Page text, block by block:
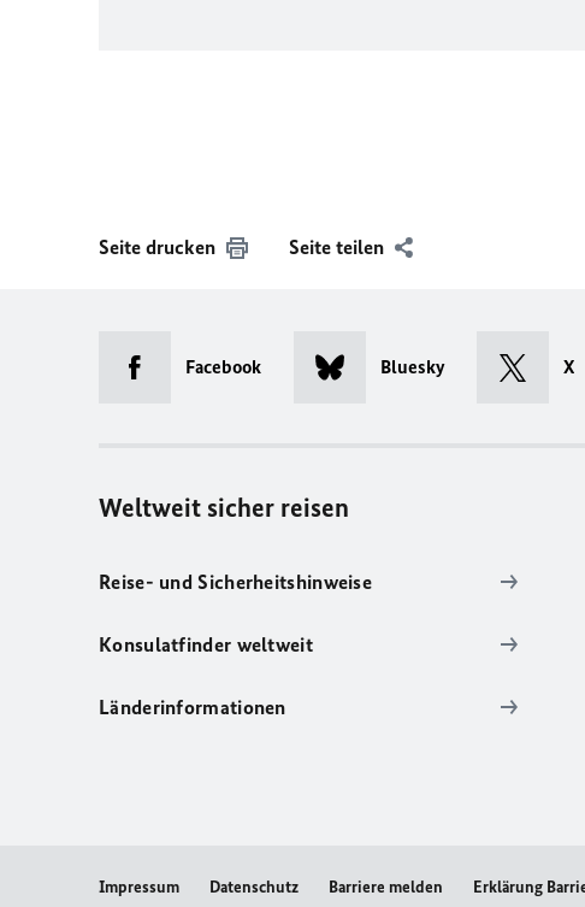
Seite drucken Seite teilen
Facebook Bluesky X
Weltweit sicher reisen
Reise- und Sicherheitshinweise
Konsulatfinder weltweit
Länderinformationen
Impressum Datenschutz Barriere melden Erklärung